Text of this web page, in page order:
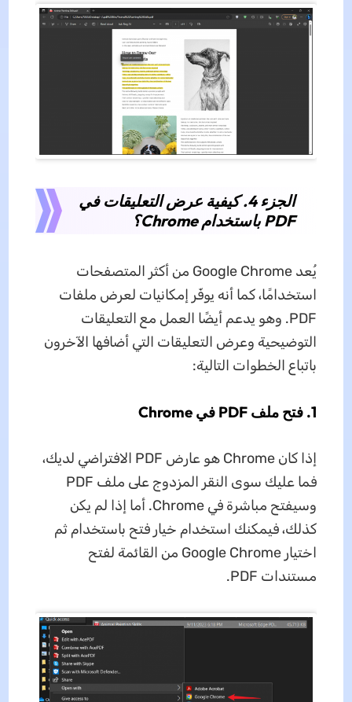
الجزء 4. كيفية عرض التعليقات في
PDF باستخدام Chrome؟
يُعد Google Chrome من أكثر المتصفحات
استخدامًا، كما أنه يوفّر إمكانيات لعرض ملفات
PDF. وهو يدعم أيضًا العمل مع التعليقات
التوضيحية وعرض التعليقات التي أضافها الآخرون
باتباع الخطوات التالية:
1. فتح ملف PDF في Chrome
إذا كان Chrome هو عارض PDF الافتراضي لديك،
فما عليك سوى النقر المزدوج على ملف PDF
وسيفتح مباشرة في Chrome. أما إذا لم يكن
كذلك، فيمكنك استخدام خيار فتح باستخدام ثم
اختيار Google Chrome من القائمة لفتح
مستندات PDF.